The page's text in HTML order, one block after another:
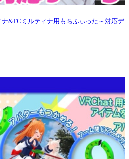
ナ&FCミルティナ用もちふぃった～対応デ